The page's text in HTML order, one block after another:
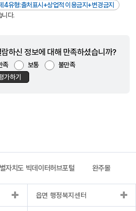
4유형:출처표시+상업적 이용금지+변경금지
니다.
하신 정보에 대해 만족하셨습니까?
족 보통
불만족
가하기
자치도 빅데이터허브포털 완주몰
읍면 행정복지센터